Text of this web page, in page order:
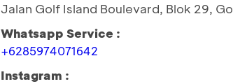
Jalan Golf Island Boulevard, Blok 29,
Whatsapp Service :
+6285974071642
Instagram :